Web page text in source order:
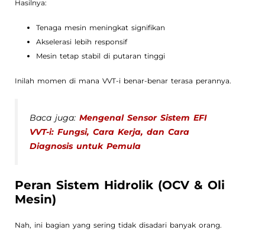
Hasilnya:
Tenaga mesin meningkat signifikan
Akselerasi lebih responsif
Mesin tetap stabil di putaran tinggi
Inilah momen di mana VVT-i benar-benar terasa perannya.
Baca juga: Mengenal Sensor Sistem EFI
VVT-i: Fungsi, Cara Kerja, dan Cara
Diagnosis untuk Pemula
Peran Sistem Hidrolik (OCV & Oli
Mesin)
Nah, ini bagian yang sering tidak disadari banyak orang.